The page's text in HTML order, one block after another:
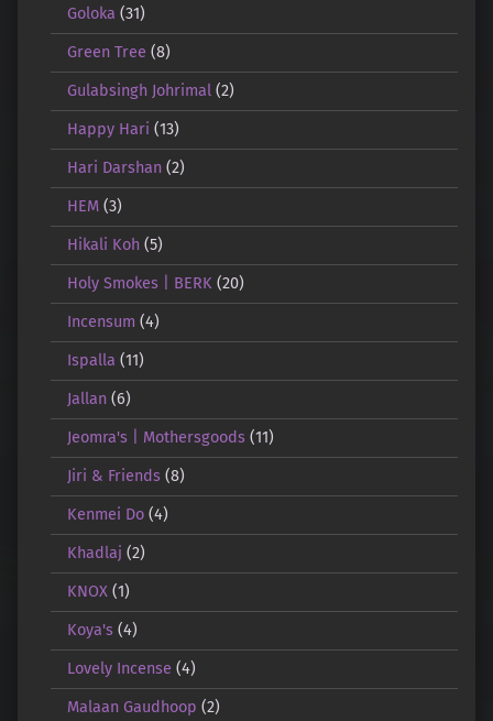
Goloka (31)
Green Tree (8)
Gulabsingh Johrimal(2)
Happy Hari (13)
Hari Darshan(2)
HEM(3)
Hikali Koh(5)
Holy Smokes | BERK(20)
Incensum (4)
Ispalla (11)
Jallan(6)
Jeomra's | Mothersgoods(11)
Jiri & Friends(8)
Kenmei Do(4)
Khadlaj (2)
KNOX(1)
Koya's(4)
Lovely Incense (4)
Malaan Gaudhoop (2)